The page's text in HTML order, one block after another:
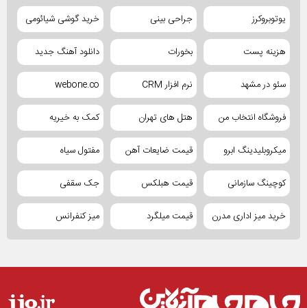
یوتوبروکرز جراحی بینی خرید گوشی شیائومی
هزینه پست بخورات دانلود آهنگ جدید
سئو در مشهد نرم افزار CRM webone.co
فروشگاه انتخاب من هتل های تهران کمک به خیریه
میکروبلیدینگ ابرو قیمت ضایعات آهن مفتول سیاه
کوچینگ سازمانی قیمت هبلکس جک سقفی
خرید میز اداری مدرن قیمت میلگرد میز کنفرانس